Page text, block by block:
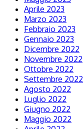
Aprile 2023
Marzo 2023
Febbraio 2023
Gennaio 2023
Dicembre 2022
Novembre 2022
Ottobre 2022
Settembre 2022
Agosto 2022
Luglio 2022
Giugno 2022
Maggio 2022